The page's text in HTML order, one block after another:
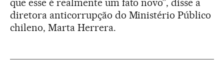
que esse é realmente um fato novo”, disse a
diretora anticorrupção do Ministério Público
chileno, Marta Herrera.